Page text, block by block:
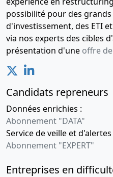
possibilité pour des
d'investissement, des ETI
via nos experts des cibles
présentation d'une offre
Candidats repreneurs
Données enrichies :
Abonnement "DATA"
Service de veille et d'alertes
Abonnement "EXPERT"
Entreprises en